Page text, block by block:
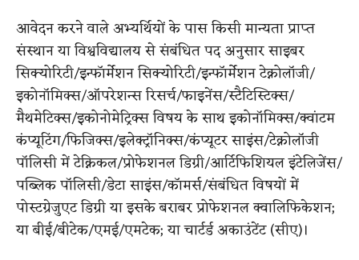
आवेदन करने वाले अभ्यर्थियों के पास किसी मान्यता प्राप्त
संस्थान या विश्वविद्यालय से संबंधित पद अनुसार साइबर
सिक्योरिटी/इन्फॉर्मेशन सिक्योरिटी/इन्फॉर्मेशन टेक्नोलॉजी/
इकोनॉमिक्स/ऑपरेशन्स रिसर्च/फाइनेंस/स्टैटिस्टिक्स/
मैथमेटिक्स/इकोनोमेट्रिक्स विषय के साथ इकोनॉमिक्स/क्वांटम
कंप्यूटिंग/फिजिक्स/इलेक्ट्रॉनिक्स/कंप्यूटर साइंस/टेक्नोलॉजी
पॉलिसी में टेक्निकल/प्रोफेशनल डिग्री/आर्टिफिशियल इंटेलिजेंस/
पब्लिक पॉलिसी/डेटा साइंस/कॉमर्स/संबंधित विषयों में
पोस्टग्रेजुएट डिग्री या इसके बराबर प्रोफेशनल क्वालिफिकेशन;
या बीई/बीटेक/एमई/एमटेक; या चार्टर्ड अकाउंटेंट (सीए)।